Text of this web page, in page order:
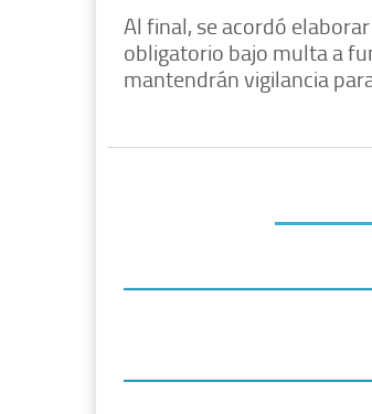
Al final, se acordó
obligatorio bajo multa a
mantendrán vigilancia